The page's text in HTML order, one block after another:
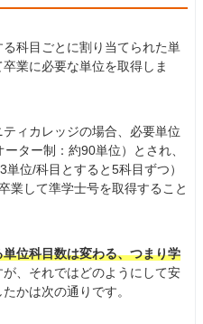
科目ごとに割り当てられた単
業に必要な単位を取得しま
ィカレッジの場合、必要単位
ター制：約90単位）とされ、
位/科目とすると5科目ずつ）
業して準学士号を取得すること
位科目数は変わる、つまり学
が、それではどのようにして安
かは次の通りです。